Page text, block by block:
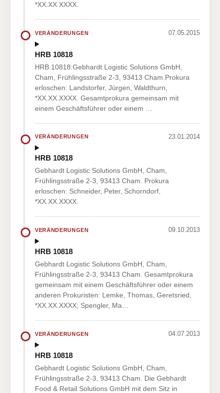
*XX.XX.XXXX.
VERÄNDERUNGEN 07.05.2015
HRB 10818
HRB 10818:Gebhardt Logistic Solutions GmbH,
Cham, Frühlingsstraße 2-3, 93413 Cham.Prokura
erloschen: Landstorfer, Jürgen, Waldthurn,
*XX.XX.XXXX. Gesamtprokura gemeinsam mit
einem Geschäftsführer oder einem …
VERÄNDERUNGEN 23.01.2014
HRB 10818
Gebhardt Logistic Solutions GmbH, Cham,
Frühlingsstraße 2-3, 93413 Cham. Prokura
erloschen: Schneider, Peter, Schorndorf,
*XX.XX.XXXX.
VERÄNDERUNGEN 09.10.2013
HRB 10818
Gebhardt Logistic Solutions GmbH, Cham,
Frühlingsstraße 2-3, 93413 Cham. Gesamtprokura
gemeinsam mit einem Geschäftsführer oder einem
anderen Prokuristen: Lemke, Thomas, Geretsried,
*XX.XX.XXXX; Spengler, Ma…
VERÄNDERUNGEN 04.07.2013
HRB 10818
Gebhardt Logistic Solutions GmbH, Cham,
Frühlingsstraße 2-3, 93413 Cham. Die Gebhardt
Food & Retail Solutions GmbH mit dem Sitz in